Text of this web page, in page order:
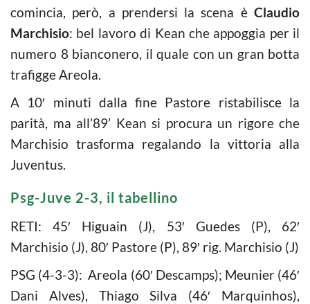
comincia, però, a prendersi la scena è Claudio
Marchisio: bel lavoro di Kean che appoggia per il
numero 8 bianconero, il quale con un gran botta
trafigge Areola.
A 10′ minuti dalla fine Pastore ristabilisce la
parità, ma all’89’ Kean si procura un rigore che
Marchisio trasforma regalando la vittoria alla
Juventus.
Psg-Juve 2-3, il tabellino
RETI: 45′ Higuain (J), 53′ Guedes (P), 62′
Marchisio (J), 80′ Pastore (P), 89′ rig. Marchisio (J)
PSG (4-3-3): Areola (60′ Descamps); Meunier (46′
Dani Alves), Thiago Silva (46′ Marquinhos),